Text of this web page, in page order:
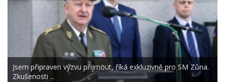
Jsem připraven výzvu přijmout, říká exkluzivně pro SM Zůna.
Zkušenosti ...